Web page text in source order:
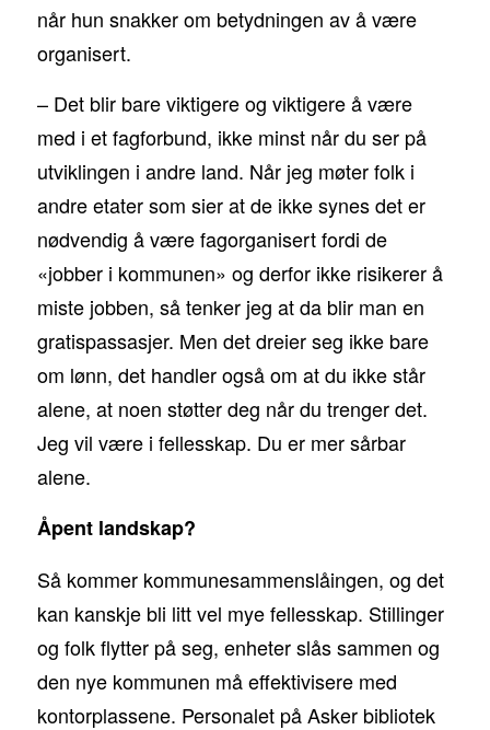
når hun snakker om betydningen av å være
organisert.
– Det blir bare viktigere og viktigere å være
med i et fagforbund, ikke minst når du ser på
utviklingen i andre land. Når jeg møter folk i
andre etater som sier at de ikke synes det er
nødvendig å være fagorganisert fordi de
«jobber i kommunen» og derfor ikke risikerer å
miste jobben, så tenker jeg at da blir man en
gratispassasjer. Men det dreier seg ikke bare
om lønn, det handler også om at du ikke står
alene, at noen støtter deg når du trenger det.
Jeg vil være i fellesskap. Du er mer sårbar
alene.
Åpent landskap?
Så kommer kommunesammenslåingen, og det
kan kanskje bli litt vel mye fellesskap. Stillinger
og folk flytter på seg, enheter slås sammen og
den nye kommunen må effektivisere med
kontorplassene. Personalet på Asker bibliotek